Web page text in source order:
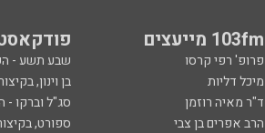
103fm מייעצים
פרופ' רפי קרסו שבע תשע -
מיכל דליות בן וינון,
ד"ר מאיה רוזמן סג"ל וברקו
הרב אפרים בן צבי ספורט,